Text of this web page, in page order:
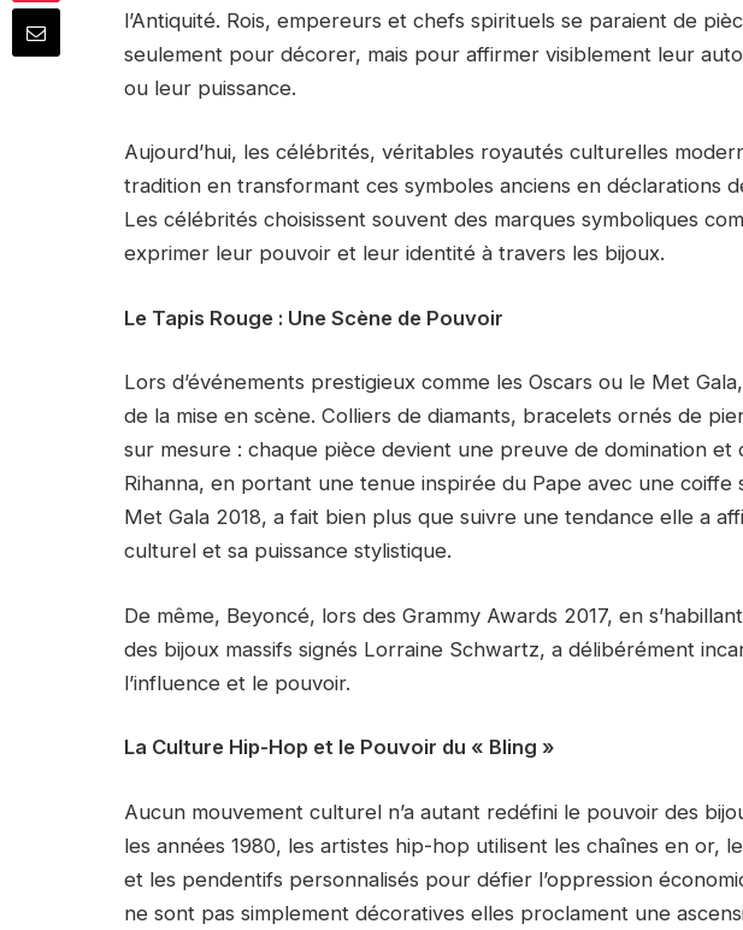
l’Antiquité. Rois, empereurs et chefs spirituels se paraient de
seulement pour décorer, mais pour affirmer visiblement leur
ou leur puissance.
Aujourd’hui, les célébrités, véritables royautés culturelles
tradition en transformant ces symboles anciens en déclarations
Les célébrités choisissent souvent des marques symboliques
exprimer leur pouvoir et leur identité à travers les bijoux.
Le Tapis Rouge : Une Scène de Pouvoir
Lors d’événements prestigieux comme les Oscars ou le Met
de la mise en scène. Colliers de diamants, bracelets ornés de
sur mesure : chaque pièce devient une preuve de domination et
Rihanna, en portant une tenue inspirée du Pape avec une coiffe
Met Gala 2018, a fait bien plus que suivre une tendance elle a
culturel et sa puissance stylistique.
De même, Beyoncé, lors des Grammy Awards 2017, en
des bijoux massifs signés Lorraine Schwartz, a délibérément
l’influence et le pouvoir.
La Culture Hip-Hop et le Pouvoir du « Bling »
Aucun mouvement culturel n’a autant redéfini le pouvoir des
les années 1980, les artistes hip-hop utilisent les chaînes en or,
et les pendentifs personnalisés pour défier l’oppression
ne sont pas simplement décoratives elles proclament une